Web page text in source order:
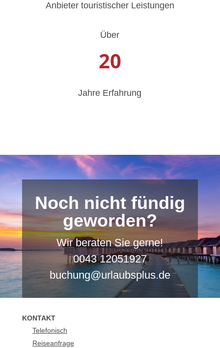
Anbieter touristischer Leistungen
Über
20
Jahre Erfahrung
Noch nicht fündig
geworden?
Wir beraten Sie gerne!
0043 12051927
buchung@urlaubsplus.de
KONTAKT
Telefonisch
Reiseanfrage